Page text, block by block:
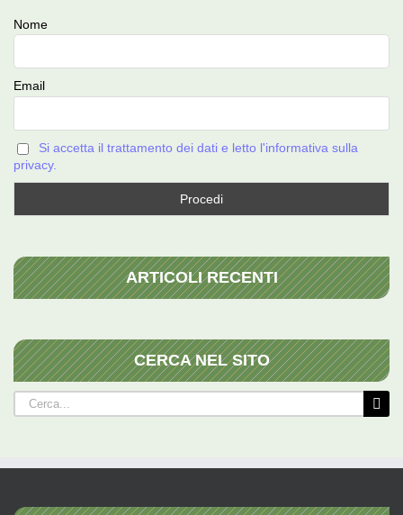
Nome
Email
Si accetta il trattamento dei dati e letto l'informativa sulla
privacy.
ARTICOLI RECENTI
CERCA NEL SITO
Cerca
per: